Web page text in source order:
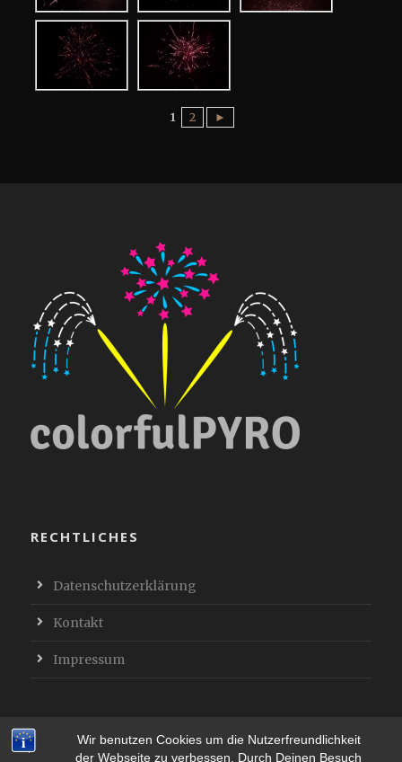
Wir benutzen Cookies um die Nutzerfreundlichkeit
der Webseite zu verbessen. Durch Deinen Besuch
1 2 ►
RECHTLICHES
Datenschutzerklärung
Kontakt
Impressum
© Copyright 2019 ColofulPyro